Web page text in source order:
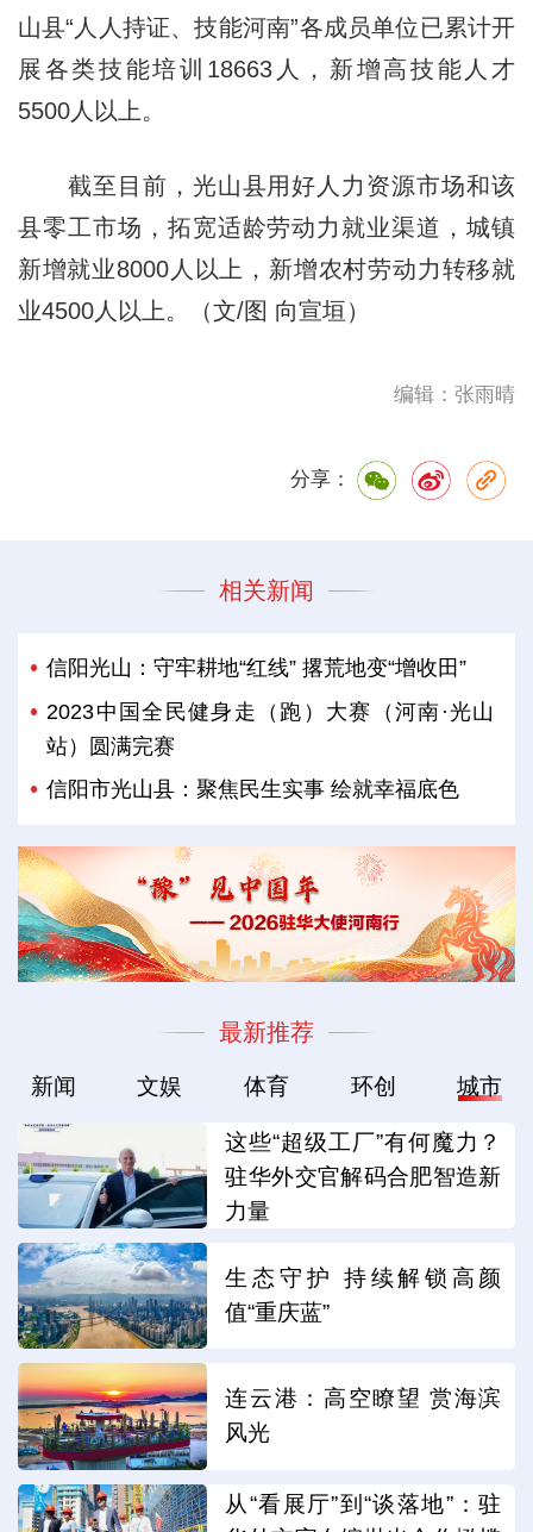
山县“人人持证、技能河南”各成员单位已累计开
展各类技能培训18663人，新增高技能人才
5500人以上。
截至目前，光山县用好人力资源市场和该
县零工市场，拓宽适龄劳动力就业渠道，城镇
新增就业8000人以上，新增农村劳动力转移就
业4500人以上。（文/图 向宣垣）
编辑：张雨晴
分享：
相关新闻
信阳光山：守牢耕地“红线” 撂荒地变“增收田”
2023中国全民健身走（跑）大赛（河南·光山
站）圆满完赛
信阳市光山县：聚焦民生实事 绘就幸福底色
最新推荐
新闻 文娱 体育 环创 城市
这些“超级工厂”有何魔力？
驻华外交官解码合肥智造新
力量
生态守护 持续解锁高颜
值“重庆蓝”
连云港：高空瞭望 赏海滨
风光
从“看展厅”到“谈落地”：驻